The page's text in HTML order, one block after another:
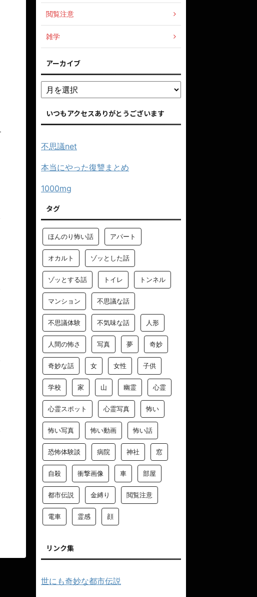
閲覧注意
雑学
アーカイブ
いつもアクセスありがとうございます
不思議net
本当にやった復讐まとめ
1000mg
タグ
ほんのり怖い話 アパート
オカルト ゾッとした話
ゾッとする話 トイレ トンネル
マンション 不思議な話
不思議体験 不気味な話 人形
人間の怖さ 写真 夢 奇妙
奇妙な話 女 女性 子供
学校 家 山 幽霊 心霊
心霊スポット 心霊写真 怖い
怖い写真 怖い動画 怖い話
恐怖体験談 病院 神社 窓
自殺 衝撃画像 車 部屋
都市伝説 金縛り 閲覧注意
電車 霊感 顔
リンク集
世にも奇妙な都市伝説